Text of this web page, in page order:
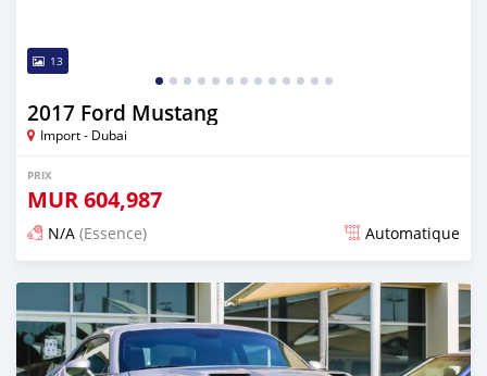
13
2017 Ford Mustang
Import - Dubai
PRIX
MUR604,987
N/A (Essence) Automatique
Publié il y a presque 6 ans